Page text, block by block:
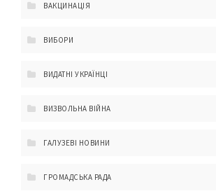
ВАКЦИНАЦІЯ
ВИБОРИ
ВИДАТНІ УКРАЇНЦІ
ВИЗВОЛЬНА ВІЙНА
ГАЛУЗЕВІ НОВИНИ
ГРОМАДСЬКА РАДА